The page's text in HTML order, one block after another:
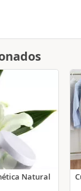
Natural